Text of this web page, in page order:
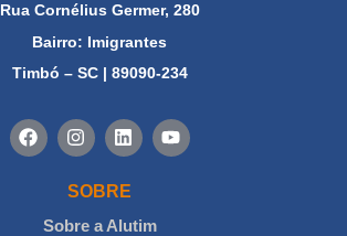
Rua Cornélius Germer, 280
Bairro: Imigrantes
Timbó – SC | 89090-234
SOBRE
Sobre a Alutim